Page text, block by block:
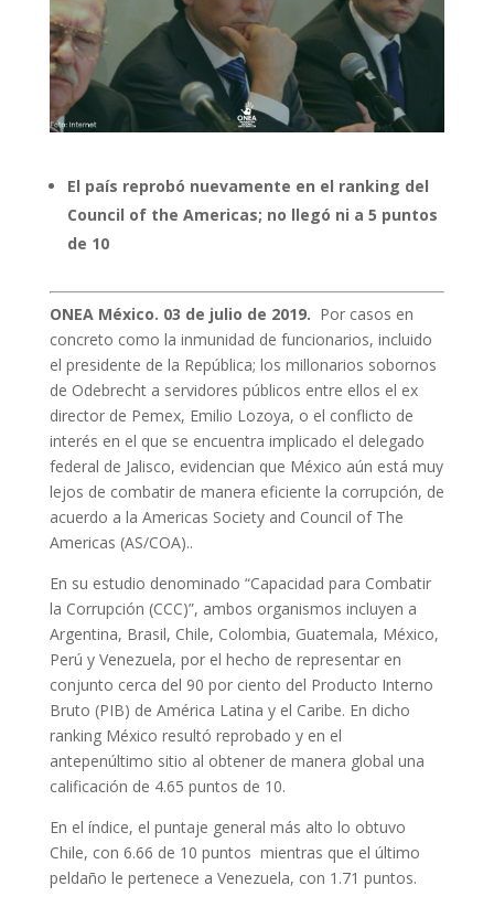
El país reprobó nuevamente en el ranking del
Council of the Americas; no llegó ni a 5 puntos
de 10
ONEA México. 03 de julio de 2019. Por casos en
concreto como la inmunidad de funcionarios, incluido
el presidente de la República; los millonarios sobornos
de Odebrecht a servidores públicos entre ellos el ex
director de Pemex, Emilio Lozoya, o el conflicto de
interés en el que se encuentra implicado el delegado
federal de Jalisco, evidencian que México aún está muy
lejos de combatir de manera eficiente la corrupción, de
acuerdo a la Americas Society and Council of The
Americas (AS/COA)..
En su estudio denominado “Capacidad para Combatir
la Corrupción (CCC)”, ambos organismos incluyen a
Argentina, Brasil, Chile, Colombia, Guatemala, México,
Perú y Venezuela, por el hecho de representar en
conjunto cerca del 90 por ciento del Producto Interno
Bruto (PIB) de América Latina y el Caribe. En dicho
ranking México resultó reprobado y en el
antepenúltimo sitio al obtener de manera global una
calificación de 4.65 puntos de 10.
En el índice, el puntaje general más alto lo obtuvo
Chile, con 6.66 de 10 puntos mientras que el último
peldaño le pertenece a Venezuela, con 1.71 puntos.